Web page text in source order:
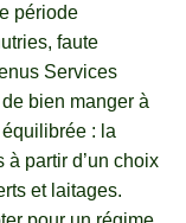
période
faute
Services
bien manger à
: la
partir d’un choix
et laitages.